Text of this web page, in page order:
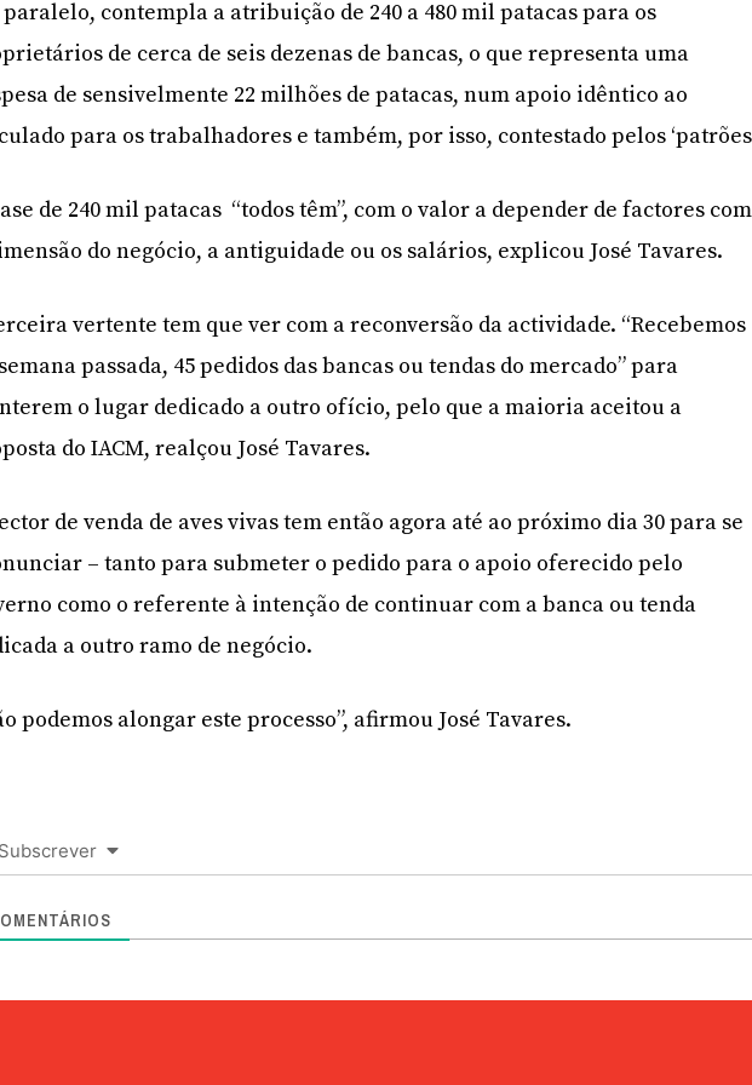
paralelo, contempla a atribuição de 240 a 480 mil patacas para os
de cerca de seis dezenas de bancas, o que representa uma
de sensivelmente 22 milhões de patacas, num apoio idêntico ao
para os trabalhadores e também, por isso, contestado pelos
de 240 mil patacas “todos têm”, com o valor a depender de factores
do negócio, a antiguidade ou os salários, explicou José Tavares.
vertente tem que ver com a reconversão da actividade. “Recebemos
passada, 45 pedidos das bancas ou tendas do mercado” para
o lugar dedicado a outro ofício, pelo que a maioria aceitou a
do IACM, realçou José Tavares.
de venda de aves vivas tem então agora até ao próximo dia 30 para se
– tanto para submeter o pedido para o apoio oferecido pelo
como o referente à intenção de continuar com a banca ou tenda
a outro ramo de negócio.
podemos alongar este processo”, afirmou José Tavares.
Subscrever